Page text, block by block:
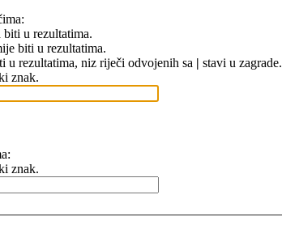
u rezultatima.
biti u rezultatima.
u rezultatima, niz riječi odvojenih sa | stavi u zagrade.
znak.
znak.